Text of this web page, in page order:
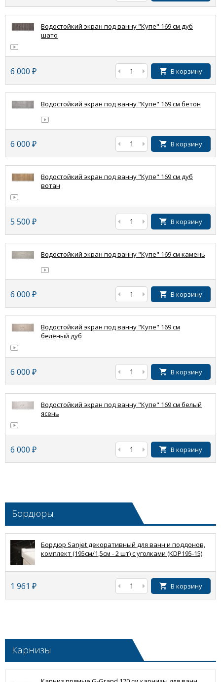
Водостойкий экран под ванну "Купе" 169 см дуб
шато
6 000 ₽ В корзину
Водостойкий экран под ванну "Купе" 169 см бетон
6 000 ₽ В корзину
Водостойкий экран под ванну "Купе" 169 см дуб
вотан
5 500 ₽ В корзину
Водостойкий экран под ванну "Купе" 169 см камень
6 000 ₽ В корзину
Водостойкий экран под ванну "Купе" 169 см
белёный дуб
6 000 ₽ В корзину
Водостойкий экран под ванну "Купе" 169 см белый
ясень
6 000 ₽ В корзину
Бордюры
Бордюр Sanjet декоративный для ванн и поддонов,
комплект (195см/1,5см - 2 шт) с уголками (КDP195-15)
1 961 ₽ В корзину
Карнизы